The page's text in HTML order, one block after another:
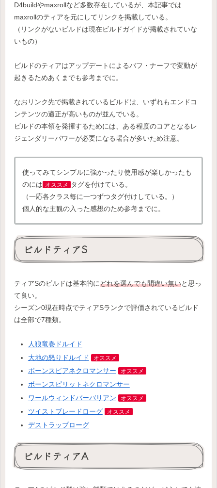
D4buildやmaxrollなど多数存在しているが、本記事では
maxrollのティアを元にしてリンクを掲載している。
（リンクがないビルドは現在ビルドガイドが掲載されていな
いもの）
ビルドのティアはアップデートによるバフ・ナーフで変動が
起きるためあくまでも参考までに。
なおリンク先で掲載されているビルドは、いずれもエンドコ
ンテンツの適正が高いものが並んでいる。
ビルドの本領を発揮するためには、ある程度のコアとなるレ
ジェンダリーパワーが必要になる場合が多いため注意。
使ってみてシンプルに強かったり使用感が楽しかったも
のには オススメ
タグを付けている。
（一応各クラス毎に一つずつタグ付けしている。）
個人的な主観の入った感想のため参考までに。
ビルドティアS
ティアSのビルドは基本的にどれを選んでも間違い無いと思っ
て良い。
シーズン0現在時点でティアSランクで評価されているビルド
は全部で7種類。
人狼竜巻ドルイド
大地の怒りドルイド
オススメ
ボーンスピアネクロマンサー オススメ
ボーンスピリットネクロマンサー
ワールウィンドバーバリアン
オススメ
ツイストブレードローグ オススメ
デストラップローグ
ビルドティアA